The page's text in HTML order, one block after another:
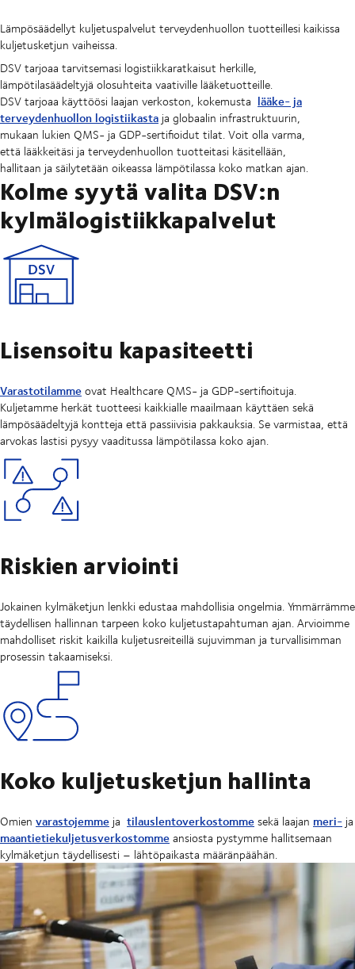
Lämpösäädellyt kuljetuspalvelut terveydenhuollon tuotteillesi kaikissa
kuljetusketjun vaiheissa.
DSV tarjoaa tarvitsemasi logistiikkaratkaisut herkille,
lämpötilasäädeltyjä olosuhteita vaativille lääketuotteille.
DSV tarjoaa käyttöösi laajan verkoston, kokemusta lääke- ja
terveydenhuollon logistiikasta ja globaalin infrastruktuurin,
mukaan lukien QMS- ja GDP-sertifioidut tilat. Voit olla varma,
että lääkkeitäsi ja terveydenhuollon tuotteitasi käsitellään,
hallitaan ja säilytetään oikeassa lämpötilassa koko matkan ajan.
Kolme syytä valita DSV:n
kylmälogistiikkapalvelut
Lisensoitu kapasiteetti
Varastotilammeovat Healthcare QMS- ja GDP-sertifioituja.
Kuljetamme herkät tuotteesi kaikkialle maailmaan käyttäen sekä
lämpösäädeltyjä kontteja että passiivisia pakkauksia. Se varmistaa, että
arvokas lastisi pysyy vaaditussa lämpötilassa koko ajan.
Riskien arviointi
Jokainen kylmäketjun lenkki edustaa mahdollisia ongelmia. Ymmärrämme
täydellisen hallinnan tarpeen koko kuljetustapahtuman ajan. Arvioimme
mahdolliset riskit kaikilla kuljetusreiteillä sujuvimman ja turvallisimman
prosessin takaamiseksi.
Koko kuljetusketjun hallinta
Omien varastojemme ja tilauslentoverkostommesekä laajan meri- ja
maantietiekuljetusverkostommeansiosta pystymme hallitsemaan
kylmäketjun täydellisesti – lähtöpaikasta määränpäähän.